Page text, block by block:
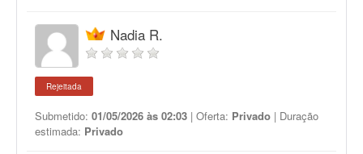
Nadia R.
Rejeitada
Submetido: 01/05/2026 às 02:03 | Oferta: Privado | Duração
estimada: Privado